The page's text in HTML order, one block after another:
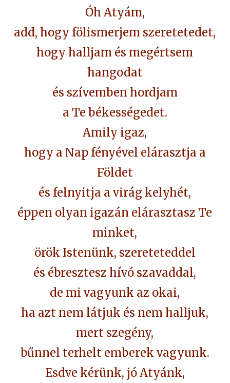
Óh Atyám,
add, hogy fölismerjem szeretetedet,
hogy halljam és megértsem
hangodat
és szívemben hordjam
a Te békességedet.
Amily igaz,
hogy a Nap fényével elárasztja a
Földet
és felnyitja a virág kelyhét,
éppen olyan igazán elárasztasz Te
minket,
örök Istenünk, szereteteddel
és ébresztesz hívó szavaddal,
de mi vagyunk az okai,
ha azt nem látjuk és nem halljuk,
mert szegény,
bűnnel terhelt emberek vagyunk.
Esdve kérünk, jó Atyánk,